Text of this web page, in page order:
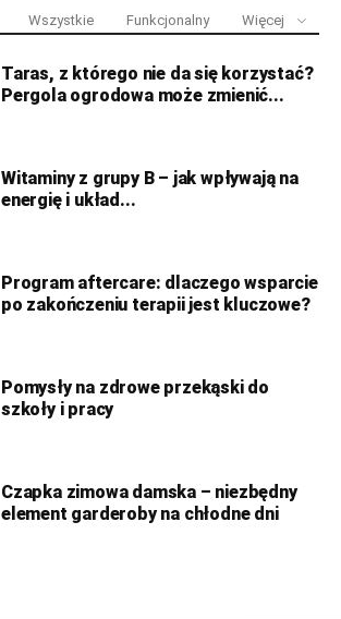
Wszystkie Funkcjonalny Więcej
Taras, z którego nie da się korzystać?
Pergola ogrodowa może zmienić...
Witaminy z grupy B – jak wpływają na
energię i układ...
Program aftercare: dlaczego wsparcie
po zakończeniu terapii jest kluczowe?
Pomysły na zdrowe przekąski do
szkoły i pracy
Czapka zimowa damska – niezbędny
element garderoby na chłodne dni